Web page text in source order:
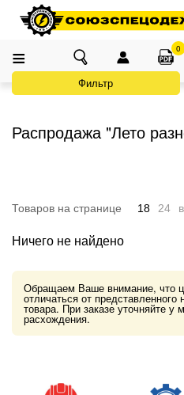
Адреса магазинов
0
Главная Каталог Распродажа
Распродажа "Лето
Фильтр
Товаров на странице 18 24
Ничего не найдено
Обращаем Ваше внимание, что
отличаться от представленного
товара. При заказе уточняйте
расхождения.